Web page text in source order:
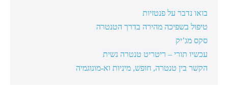
בואו נדבר על פנטזיות
טיפול בשפיכה מהירה בדרך הטנטרה
סקס מג’יק
עכשיו תורי – ריטריט טנטרה נשית
הקשר בין טנטרה, חופש, מיניות וא-מונוגמיה